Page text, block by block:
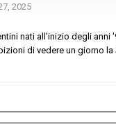
2025
nati all'inizio degli anni
di vedere un giorno la